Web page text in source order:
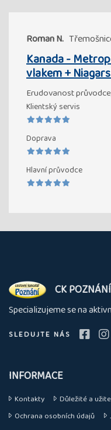
Roman N.
Kanada -
vlakem +
Erudovanost
Klientský servis
Doprava
Hlavní průvodce
O
nás
CK
Specializujeme se na
SLEDUJTE NÁS
INFORMACE
Kontakty
Důležité a
Ochrana osobních údajů